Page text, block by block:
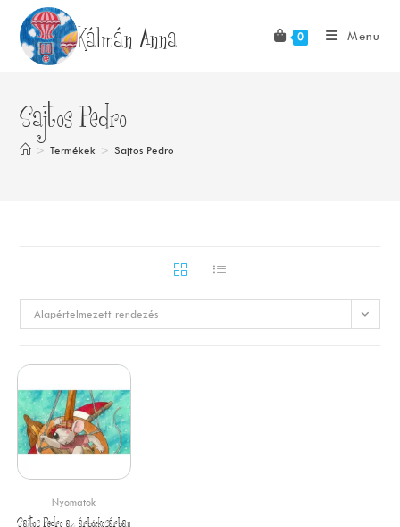
content
Kálmán Anna 0 Menu
Sajtos Pedro
> Termékek > Sajtos Pedro
Alapértelmezett rendezés
Nyomatok